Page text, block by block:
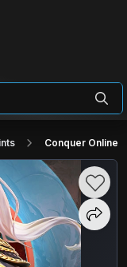
Conquer Online